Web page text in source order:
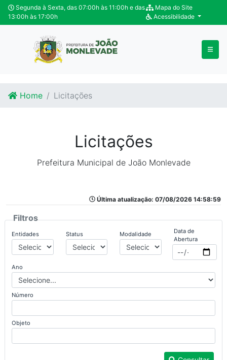
Ir para o conteúdo
Ir para o fim do conteúdo
Segunda à Sexta, das 07:00h às 11:00h e das
13:00h às 17:00h
Mapa do Site
Acessibilidade
Home Licitações
Licitações
Prefeitura Municipal de João Monlevade
Última atualização: 07/08/2026 14:58:59
Filtros
Entidades Status Modalidade
Data de
Abertura
Ano
Número
Objeto